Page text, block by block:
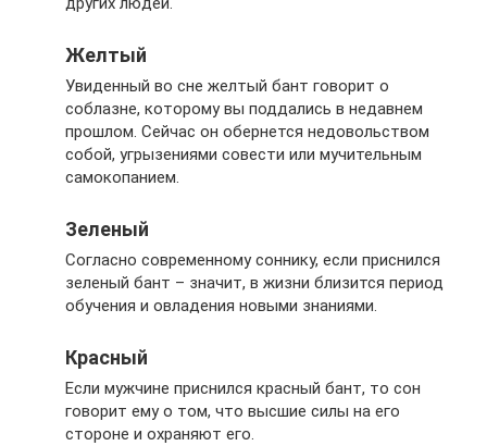
Желтый
Увиденный во сне желтый бант говорит о
соблазне, которому вы поддались в недавнем
прошлом. Сейчас он обернется недовольством
собой, угрызениями совести или мучительным
самокопанием.
Зеленый
Согласно современному соннику, если приснился
зеленый бант – значит, в жизни близится период
обучения и овладения новыми знаниями.
Красный
Если мужчине приснился красный бант, то сон
говорит ему о том, что высшие силы на его
стороне и охраняют его.